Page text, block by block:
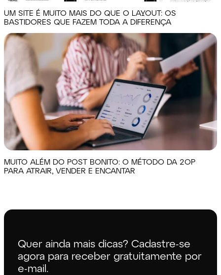
UM SITE É MUITO MAIS DO QUE O LAYOUT: OS
BASTIDORES QUE FAZEM TODA A DIFERENÇA
MUITO ALÉM DO POST BONITO: O MÉTODO DA 2OP
PARA ATRAIR, VENDER E ENCANTAR
Quer ainda mais dicas? Cadastre-se
agora para receber gratuitamente por
e-mail.